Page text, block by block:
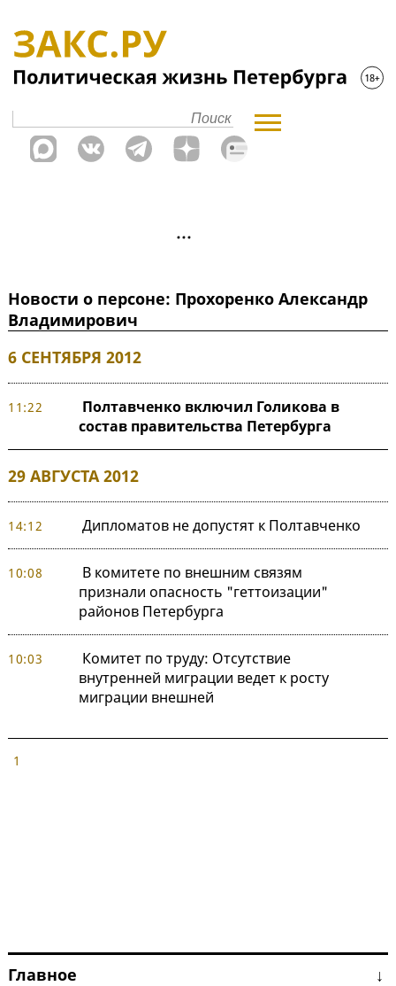
Новости о персоне: Прохоренко Александр
Владимирович
6 СЕНТЯБРЯ 2012
11:22
Полтавченко включил Голикова в
состав правительства Петербурга
29 АВГУСТА 2012
14:12 Дипломатов не допустят к Полтавченко
10:08
В комитете по внешним связям
признали опасность "геттоизации"
районов Петербурга
10:03
Комитет по труду: Отсутствие
внутренней миграции ведет к росту
миграции внешней
1
Главное ↓